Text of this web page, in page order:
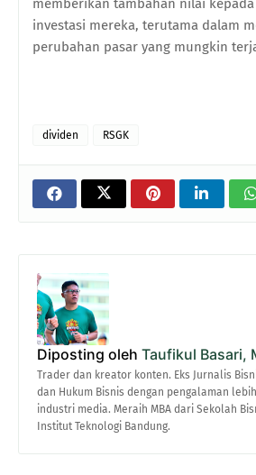
memberikan tambahan nilai
investasi mereka, terutama dalam
perubahan pasar yang mungkin
dividen RSGK
Diposting oleh Taufikul Basari,
Trader dan kreator konten. Eks Jurnalis
dan Hukum Bisnis dengan pengalaman
industri media. Meraih MBA dari Sekolah
Institut Teknologi Bandung.